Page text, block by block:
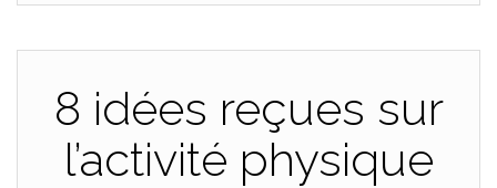
8 idées reçues sur
l’activité physique